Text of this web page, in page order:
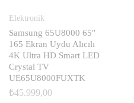
Elektronik
Samsung 65U8000 65″
165 Ekran Uydu Alıcılı
4K Ultra HD Smart LED
Crystal TV
UE65U8000FUXTK
₺45.999,00